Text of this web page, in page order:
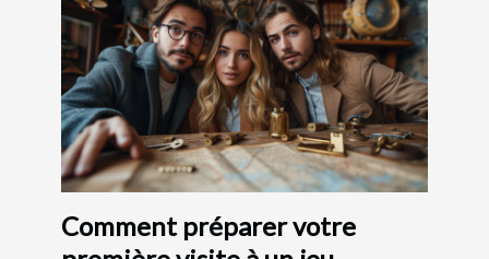
Comment préparer votre